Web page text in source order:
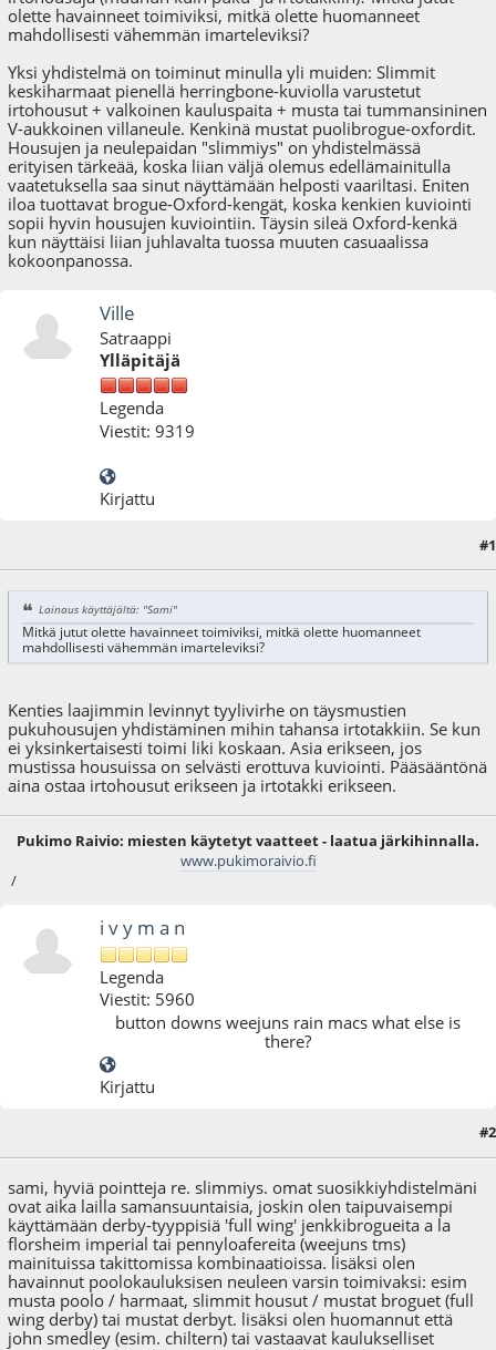
olette havainneet toimiviksi, mitkä olette huomanneet
mahdollisesti vähemmän imarteleviksi?
Yksi yhdistelmä on toiminut minulla yli muiden: Slimmit
keskiharmaat pienellä herringbone-kuviolla varustetut
irtohousut + valkoinen kauluspaita + musta tai tummansininen
V-aukkoinen villaneule. Kenkinä mustat puolibrogue-oxfordit.
Housujen ja neulepaidan "slimmiys" on yhdistelmässä
erityisen tärkeää, koska liian väljä olemus edellämainitulla
vaatetuksella saa sinut näyttämään helposti vaariltasi. Eniten
iloa tuottavat brogue-Oxford-kengät, koska kenkien kuviointi
sopii hyvin housujen kuviointiin. Täysin sileä Oxford-kenkä
kun näyttäisi liian juhlavalta tuossa muuten casuaalissa
kokoonpanossa.
Ville
Satraappi
Ylläpitäjä
Legenda
Viestit: 9319
Kirjattu
#1
Lainaus käyttäjältä: "Sami"
Mitkä jutut olette havainneet toimiviksi, mitkä olette huomanneet
mahdollisesti vähemmän imarteleviksi?
Kenties laajimmin levinnyt tyylivirhe on täysmustien
pukuhousujen yhdistäminen mihin tahansa irtotakkiin. Se kun
ei yksinkertaisesti toimi liki koskaan. Asia erikseen, jos
mustissa housuissa on selvästi erottuva kuviointi. Pääsääntönä
aina ostaa irtohousut erikseen ja irtotakki erikseen.
Pukimo Raivio: miesten käytetyt vaatteet - laatua järkihinnalla.
www.pukimoraivio.fi
/
i v y m a n
Legenda
Viestit: 5960
button downs weejuns rain macs what else is
there?
Kirjattu
#2
sami, hyviä pointteja re. slimmiys. omat suosikkiyhdistelmäni
ovat aika lailla samansuuntaisia, joskin olen taipuvaisempi
käyttämään derby-tyyppisiä 'full wing' jenkkibrogueita a la
florsheim imperial tai pennyloafereita (weejuns tms)
mainituissa takittomissa kombinaatioissa. lisäksi olen
havainnut poolokauluksisen neuleen varsin toimivaksi: esim
musta poolo / harmaat, slimmit housut / mustat broguet (full
wing derby) tai mustat derbyt. lisäksi olen huomannut että
john smedley (esim. chiltern) tai vastaavat kaulukselliset